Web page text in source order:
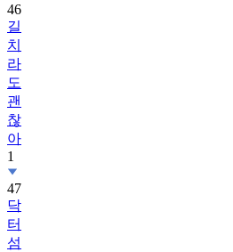
46
길
치
라
도
괜
찮
아
1
47
닥
터
섬